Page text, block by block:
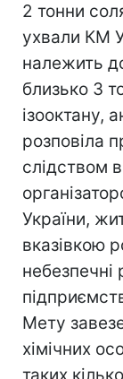
2 тонни
ухвали КМ
належить
близько 3
ізооктану,
розповіла
слідством
України,
вказівкою
небезпечні
Мету
хімічних